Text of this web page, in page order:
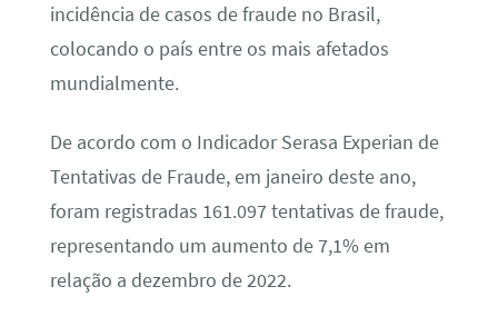
incidência de casos de fraude no Brasil,
colocando o país entre os mais afetados
mundialmente.
De acordo com o Indicador Serasa Experian de
Tentativas de Fraude, em janeiro deste ano,
foram registradas 161.097 tentativas de fraude,
representando um aumento de 7,1% em
relação a dezembro de 2022.